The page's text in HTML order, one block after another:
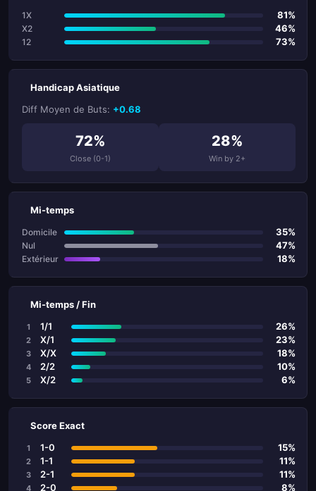
1X 81%
X2 46%
12 73%
Handicap Asiatique
Diff Moyen de Buts: +0.68
72%
Close (0-1)
28%
Win by 2+
Mi-temps
Domicile 35%
Nul 47%
Extérieur 18%
Mi-temps / Fin
1 1/1 26%
2 X/1 23%
3 X/X 18%
4 2/2 10%
5 X/2 6%
Score Exact
1 1-0 15%
2 1-1 11%
3 2-1 11%
4 2-0 8%